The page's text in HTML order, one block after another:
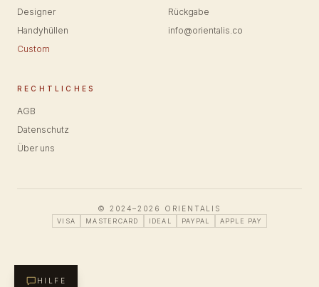
Designer
Handyhüllen
Custom
Rückgabe
info@orientalis.co
RECHTLICHES
AGB
Datenschutz
Über uns
© 2024–2026 ORIENTALIS
VISA MASTERCARD IDEAL PAYPAL APPLE PAY
HILFE